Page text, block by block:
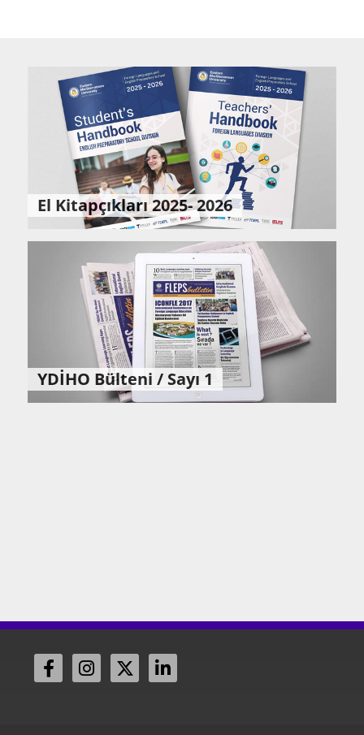
El Kitapçıkları 2025- 2026
YDİHO Bülteni / Sayı 1